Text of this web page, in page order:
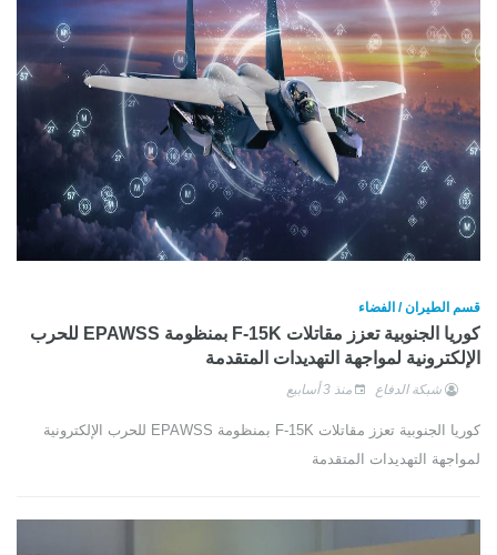
قسم الطيران / الفضاء
كوريا الجنوبية تعزز مقاتلات F-15K بمنظومة EPAWSS للحرب
الإلكترونية لمواجهة التهديدات المتقدمة
شبكة الدفاع منذ 3 أسابيع
كوريا الجنوبية تعزز مقاتلات F-15K بمنظومة EPAWSS للحرب الإلكترونية
لمواجهة التهديدات المتقدمة